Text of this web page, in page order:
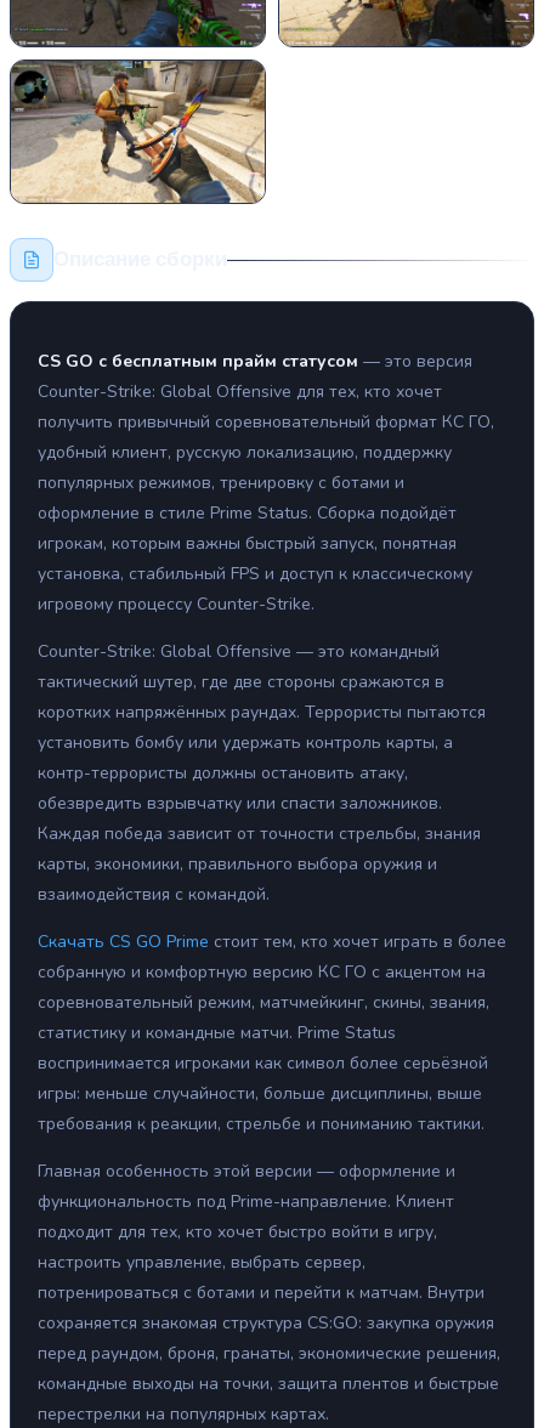
CS GO с бесплатным прайм статусом — это версия
Counter-Strike: Global Offensive для тех, кто хочет
получить привычный соревновательный формат КС ГО,
удобный клиент, русскую локализацию, поддержку
популярных режимов, тренировку с ботами и
оформление в стиле Prime Status. Сборка подойдёт
игрокам, которым важны быстрый запуск, понятная
установка, стабильный FPS и доступ к классическому
игровому процессу Counter-Strike.
Counter-Strike: Global Offensive — это командный
тактический шутер, где две стороны сражаются в
коротких напряжённых раундах. Террористы пытаются
установить бомбу или удержать контроль карты, а
контр-террористы должны остановить атаку,
обезвредить взрывчатку или спасти заложников.
Каждая победа зависит от точности стрельбы, знания
карты, экономики, правильного выбора оружия и
взаимодействия с командой.
Скачать CS GO Prime стоит тем, кто хочет играть в более
собранную и комфортную версию КС ГО с акцентом на
соревновательный режим, матчмейкинг, скины, звания,
статистику и командные матчи. Prime Status
воспринимается игроками как символ более серьёзной
игры: меньше случайности, больше дисциплины, выше
требования к реакции, стрельбе и пониманию тактики.
Главная особенность этой версии — оформление и
функциональность под Prime-направление. Клиент
подходит для тех, кто хочет быстро войти в игру,
настроить управление, выбрать сервер,
потренироваться с ботами и перейти к матчам. Внутри
сохраняется знакомая структура CS:GO: закупка оружия
перед раундом, броня, гранаты, экономические решения,
командные выходы на точки, защита плентов и быстрые
перестрелки на популярных картах.